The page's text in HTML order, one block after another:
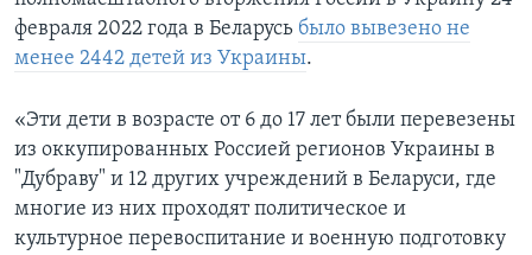
февраля 2022 года в Беларусь было вывезено не
менее 2442 детей из Украины.
«Эти дети в возрасте от 6 до 17 лет были перевезены
из оккупированных Россией регионов Украины в
"Дубраву" и 12 других учреждений в Беларуси, где
многие из них проходят политическое и
культурное перевоспитание и военную подготовку